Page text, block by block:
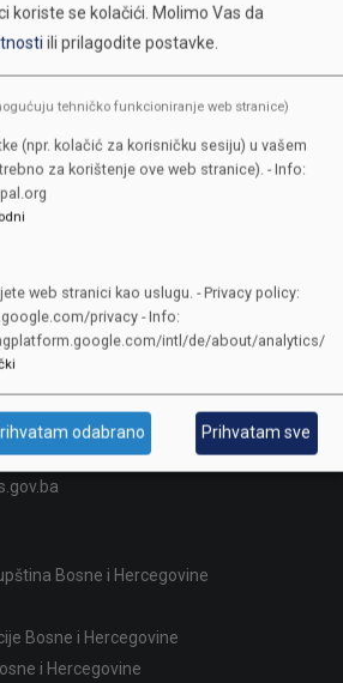
Džemaludina Čauševića 1
Bosne i Hercegovine
Bosne i Hercegovine
i Hercegovine
koriste se kolačići. Molimo Vas da
ili prilagodite postavke.
tehničko funkcioniranje web stranice)
(npr. kolačić za korisničku sesiju) u vašem
za korištenje ove web stranice). - Info:
web stranici kao uslugu. - Privacy policy:
privacy - Info:
intl/de/about/analytics/
odabrano Prihvatam sve